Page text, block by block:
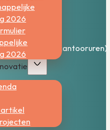
2026
2026
tijdens kantooruren)